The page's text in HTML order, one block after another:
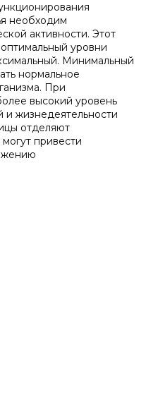
необходим
активности. Этот
уровни
Минимальный
нормальное
При
высокий уровень
и жизнедеятельности
отделяют
привести